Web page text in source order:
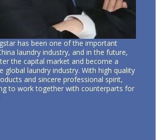
has been one of the important
laundry industry, and in the future,
the capital market and become a
global laundry industry. With high quality
and sincere professional spirit,
to work together with counterparts for